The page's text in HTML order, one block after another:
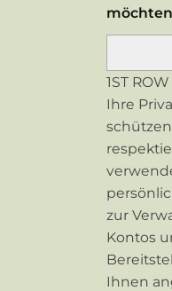
1ST
Ihre
zur
Kontos
Ihnen